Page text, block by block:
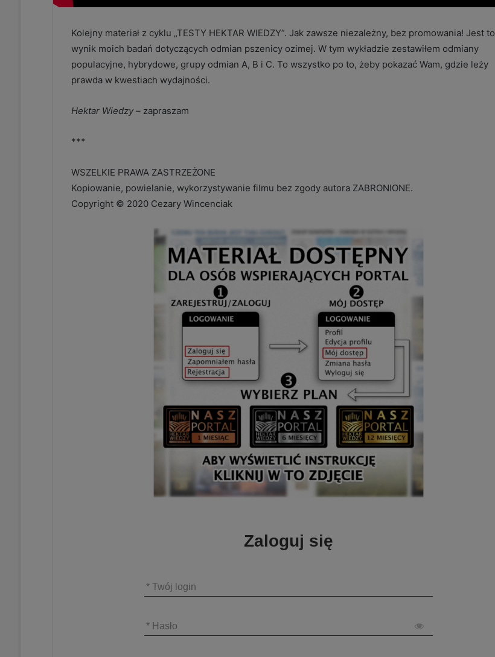
Kolejny materiał z cyklu „TESTY HEKTAR WIEDZY”. Jak zawsze niezależny, bez promowania! Jest to
wynik moich badań dotyczących odmian pszenicy ozimej. W tym wykładzie zestawiłem odmiany
populacyjne, hybrydowe, grupy odmian A, B i C. To wszystko po to, żeby pokazać Wam, gdzie leży
prawda w kwestiach wydajności.
Hektar Wiedzy – zapraszam
***
WSZELKIE PRAWA ZASTRZEŻONE
Kopiowanie, powielanie, wykorzystywanie filmu bez zgody autora ZABRONIONE.
Copyright © 2020 Cezary Wincenciak
Zaloguj się
* Twój login
* Hasło